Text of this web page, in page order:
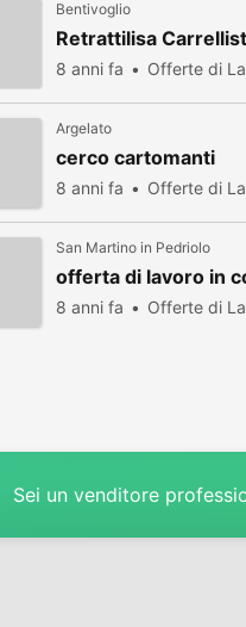
Bentivoglio
Retrattilisa
8 anni fa Offerte di
Argelato
cerco cartomanti
8 anni fa Offerte di
San Martino in Pedriolo
offerta di lavoro in
8 anni fa Offerte di
Sei un venditore